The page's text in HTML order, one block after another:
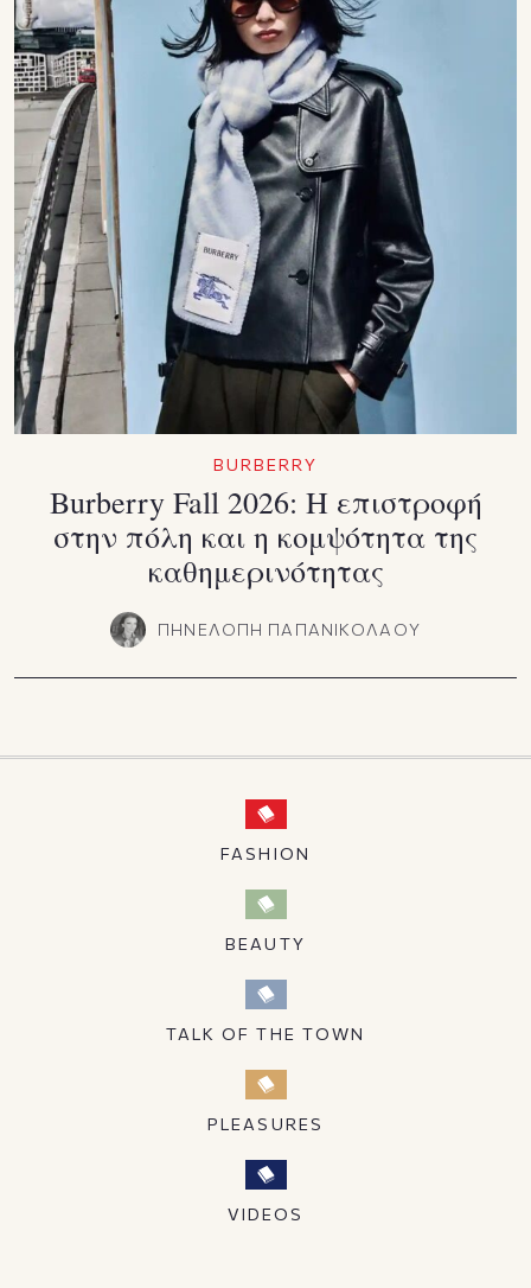
BURBERRY
Burberry Fall 2026: Η επιστροφή
στην πόλη και η κομψότητα της
καθημερινότητας
ΠΗΝΕΛΟΠΗ ΠΑΠΑΝΙΚΟΛΑΟΥ
FASHION
BEAUTY
TALK OF THE TOWN
PLEASURES
VIDEOS